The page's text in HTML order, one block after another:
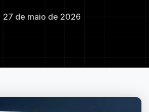
27 de maio de 2026